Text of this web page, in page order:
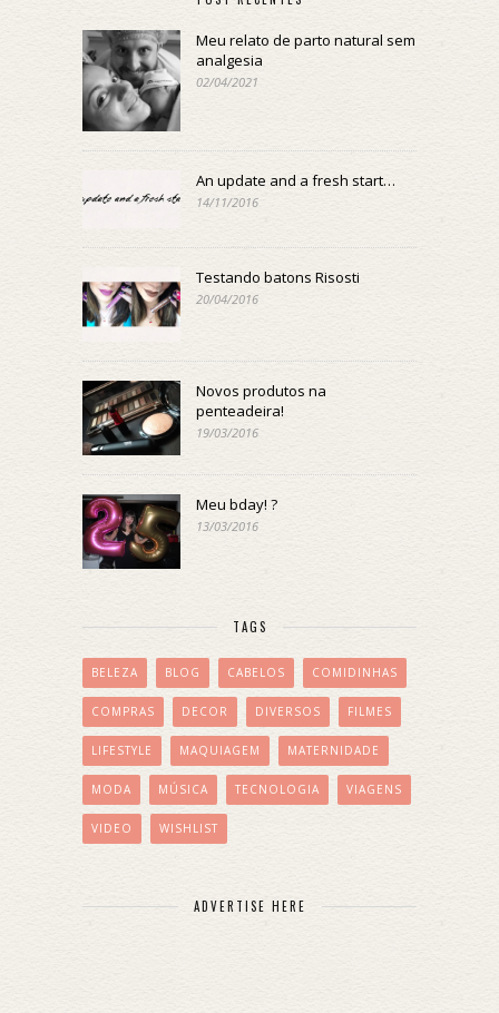
Meu relato de parto natural sem
analgesia
02/04/2021
An update and a fresh start…
14/11/2016
Testando batons Risosti
20/04/2016
Novos produtos na
penteadeira!
19/03/2016
Meu bday! ?
13/03/2016
TAGS
BELEZA BLOG CABELOS COMIDINHAS
COMPRAS DECOR DIVERSOS FILMES
LIFESTYLE MAQUIAGEM MATERNIDADE
MODA MÚSICA TECNOLOGIA VIAGENS
VIDEO WISHLIST
ADVERTISE HERE